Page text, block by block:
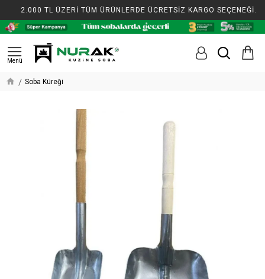
2.000 TL ÜZERİ TÜM ÜRÜNLERDE ÜCRETSİZ KARGO SEÇENEĞİ.
Soba Küreği